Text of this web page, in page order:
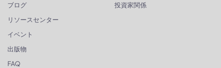
ブログ
リソースセンター
イベント
出版物
FAQ
投資家関係